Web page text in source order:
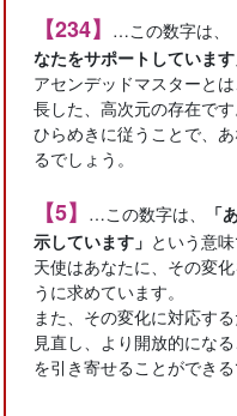
【234】 …この数字は、
なたをサポートしています
アセンデッドマスターと
長した、高次元の存在で
ひらめきに従うことで、
るでしょう。
【5】 …この数字は、
「
示しています」 という意味
天使はあなたに、その変
うに求めています。
また、その変化に対応す
見直し、より開放的にな
を引き寄せることができる